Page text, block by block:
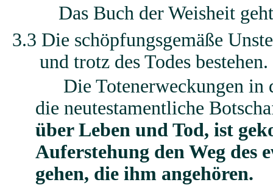
Das Buch der Weisheit
3.3 Die schöpfungsgemäße
und trotz des Todes bestehen.
Die Totenerweckungen in
die neutestamentliche
über Leben und Tod, ist
Auferstehung den Weg des
gehen, die ihm angehören.